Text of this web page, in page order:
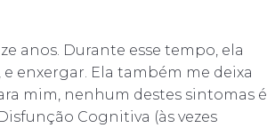
anos. Durante esse tempo, ela
enxergar. Ela também me deixa
mim, nenhum destes sintomas é
Cognitiva (às vezes